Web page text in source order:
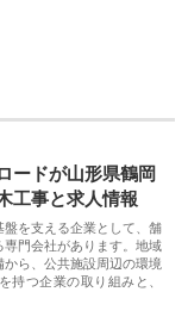
ードが山形県鶴岡
工事と求人情報
を支える企業として、舗
門会社があります。地域
ら、公共施設周辺の環境
持つ企業の取り組みと、